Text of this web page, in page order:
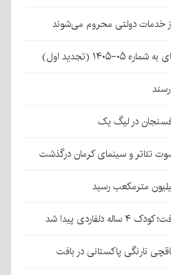
خدمات دولتی محروم می‌شوند
(تجدید اول)
در لیگ یک
تئاتر و سینمای کرمان درگذشت
پیدا شد